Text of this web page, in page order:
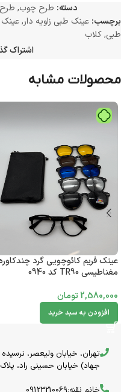
دسته: طرح چوب,
برچسب: عینک طبی زاویه دار,عینک
طبی,کلاب
اشتراک
محصولات مشابه
عینک فریم کائوچویی گرد
مغناطیسی TR90 کد 0940
2,580,000تومان
افزودن به سبد خرید
تهران، خیابان ولیعصر،
جهاد) خیابان حسینی راد، پلاک ۳۹ واحد 8